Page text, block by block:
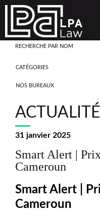
CATÉGORIES
NOS BUREAUX
ACTUALITÉ
31 janvier 2025
Smart Alert |
Cameroun
Smart Alert |
Cameroun